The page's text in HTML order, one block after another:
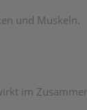
und Muskeln.
im